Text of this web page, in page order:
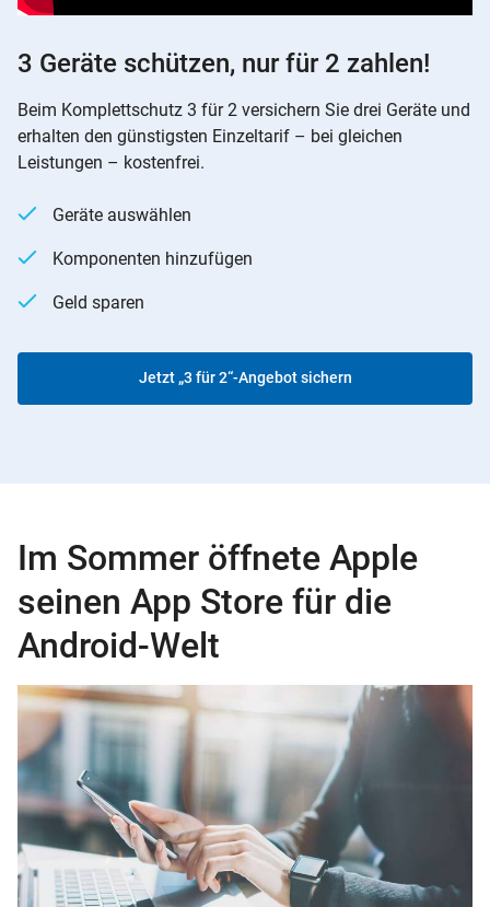
3 Geräte schützen, nur für 2 zahlen!
Beim Komplettschutz 3 für 2 versichern Sie drei Geräte und
erhalten den günstigsten Einzeltarif – bei gleichen
Leistungen – kostenfrei.
Geräte auswählen
Komponenten hinzufügen
Geld sparen
Jetzt „3 für 2“-Angebot sichern
Im Sommer öffnete Apple
seinen App Store für die
Android-Welt